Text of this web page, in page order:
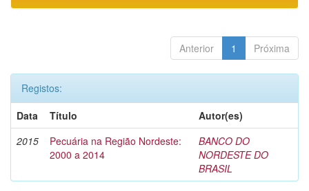
Anterior 1 Próxima
Registos:
Data
Título
Autor(es)
2015
Pecuária na Região Nordeste:
2000 a 2014
BANCO DO
NORDESTE DO
BRASIL